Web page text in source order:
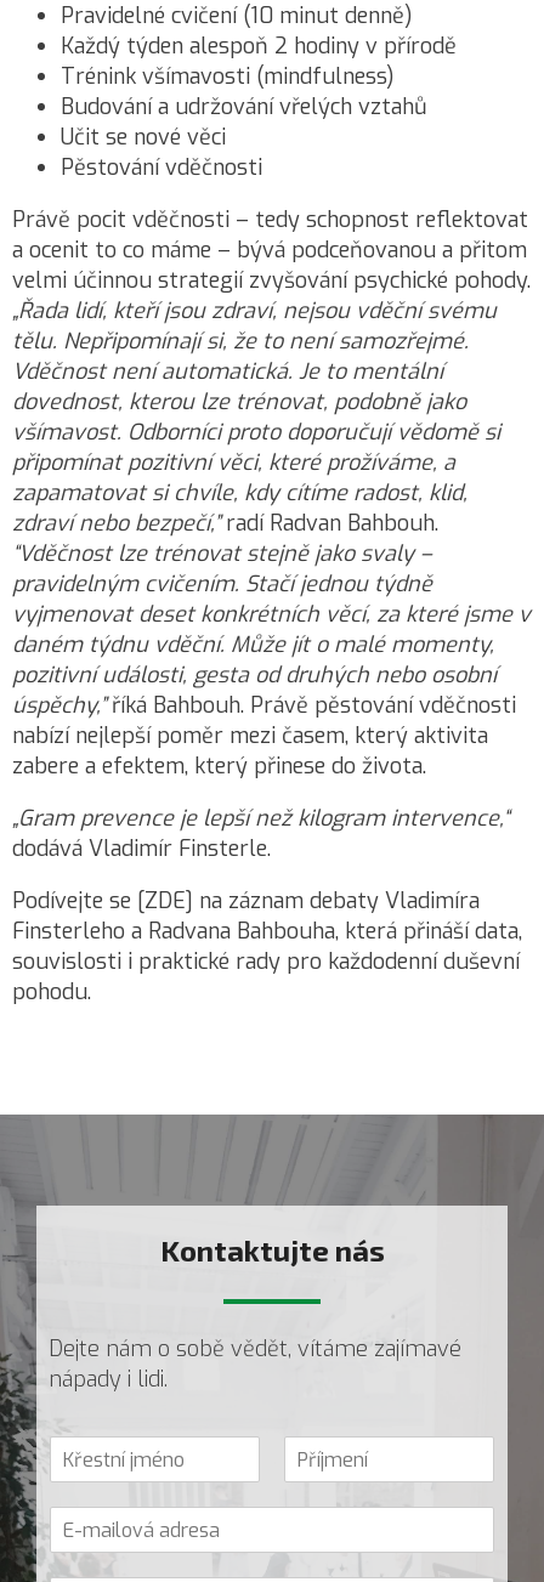
Pravidelné cvičení (10 minut denně)
Každý týden alespoň 2 hodiny v přírodě
Trénink všímavosti (mindfulness)
Budování a udržování vřelých vztahů
Učit se nové věci
Pěstování vděčnosti
Právě pocit vděčnosti – tedy schopnost reflektovat
a ocenit to co máme – bývá podceňovanou a přitom
velmi účinnou strategií zvyšování psychické pohody.
„Řada lidí, kteří jsou zdraví, nejsou vděční svému
tělu. Nepřipomínají si, že to není samozřejmé.
Vděčnost není automatická. Je to mentální
dovednost, kterou lze trénovat, podobně jako
všímavost. Odborníci proto doporučují vědomě si
připomínat pozitivní věci, které prožíváme, a
zapamatovat si chvíle, kdy cítíme radost, klid,
zdraví nebo bezpečí,”radí Radvan Bahbouh.
“Vděčnost lze trénovat stejně jako svaly –
pravidelným cvičením. Stačí jednou týdně
vyjmenovat deset konkrétních věcí, za které jsme v
daném týdnu vděční. Může jít o malé momenty,
pozitivní události, gesta od druhých nebo osobní
úspěchy,”říká Bahbouh. Právě pěstování vděčnosti
nabízí nejlepší poměr mezi časem, který aktivita
zabere a efektem, který přinese do života.
„Gram prevence je lepší než kilogram intervence,“
dodává Vladimír Finsterle.
Podívejte se [ZDE] na záznam debaty Vladimíra
Finsterleho a Radvana Bahbouha, která přináší data,
souvislosti i praktické rady pro každodenní duševní
pohodu.
Kontaktujte nás
-
Dejte nám o sobě vědět, vítáme zajímavé
nápady i lidi.
j
m
ř
s
t
ř
j
-
m